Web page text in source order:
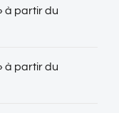
à partir du
à partir du